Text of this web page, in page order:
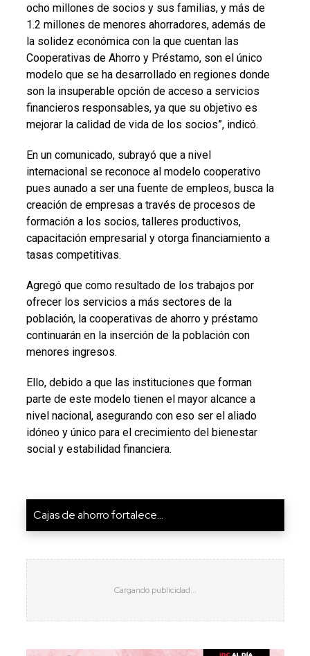
ocho millones de socios y sus familias, y más de
1.2 millones de menores ahorradores, además de
la solidez económica con la que cuentan las
Cooperativas de Ahorro y Préstamo, son el único
modelo que se ha desarrollado en regiones donde
son la insuperable opción de acceso a servicios
financieros responsables, ya que su objetivo es
mejorar la calidad de vida de los socios”, indicó.
En un comunicado, subrayó que a nivel
internacional se reconoce al modelo cooperativo
pues aunado a ser una fuente de empleos, busca la
creación de empresas a través de procesos de
formación a los socios, talleres productivos,
capacitación empresarial y otorga financiamiento a
tasas competitivas.
Agregó que como resultado de los trabajos por
ofrecer los servicios a más sectores de la
población, la cooperativas de ahorro y préstamo
continuarán en la inserción de la población con
menores ingresos.
Ello, debido a que las instituciones que forman
parte de este modelo tienen el mayor alcance a
nivel nacional, asegurando con eso ser el aliado
idóneo y único para el crecimiento del bienestar
social y estabilidad financiera.
Cajas de ahorro fortalece...